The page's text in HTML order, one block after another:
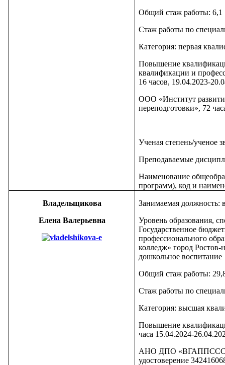
Общий стаж работы: 6,1
Стаж работы по
Категория: первая
Повышение
квалификации и
16 часов, 19.04.2023-
ООО «Институт
переподготовки», 72
Ученая степень/ученое
Преподаваемые
Наименование
программ), код и
Владельщикова
Елена Валерьевна
Занимаемая должность:
Уровень образования,
Государственное
профессионального
колледж» город
дошкольное воспитание
Общий стаж работы:
Стаж работы по
Категория: высшая
Повышение
часа 15.04.2024-
АНО ДПО «ВГАППССС»,
удостоверение